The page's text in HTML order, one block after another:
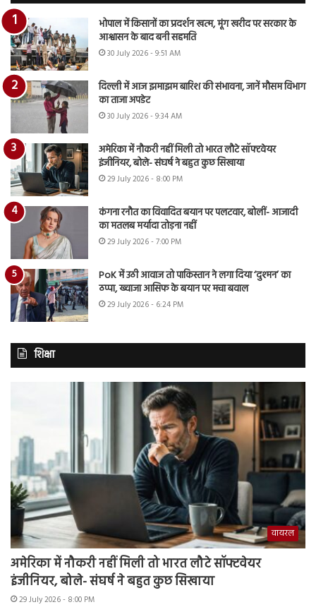
भोपाल में किसानों का प्रदर्शन खत्म, मूंग खरीद पर सरकार के
आश्वासन के बाद बनी सहमति
30 July 2026 - 9:51 AM
दिल्ली में आज झमाझम बारिश की संभावना, जानें मौसम विभाग
का ताजा अपडेट
30 July 2026 - 9:34 AM
अमेरिका में नौकरी नहीं मिली तो भारत लौटे सॉफ्टवेयर
इंजीनियर, बोले- संघर्ष ने बहुत कुछ सिखाया
29 July 2026 - 8:00 PM
कंगना रनौत का विवादित बयान पर पलटवार, बोलीं- आजादी
का मतलब मर्यादा तोड़ना नहीं
29 July 2026 - 7:00 PM
PoK में उठी आवाज तो पाकिस्तान ने लगा दिया ‘दुश्मन’ का
ठप्पा, ख्वाजा आसिफ के बयान पर मचा बवाल
29 July 2026 - 6:24 PM
शिक्षा
वायरल
अमेरिका में नौकरी नहीं मिली तो भारत लौटे सॉफ्टवेयर
इंजीनियर, बोले- संघर्ष ने बहुत कुछ सिखाया
29 July 2026 - 8:00 PM